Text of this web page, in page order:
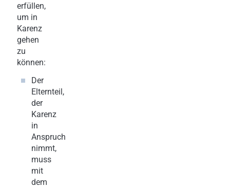
erfüllen,
um in
Karenz
gehen
zu
können:
Der
Elternteil,
der
Karenz
in
Anspruch
nimmt,
muss
mit
dem